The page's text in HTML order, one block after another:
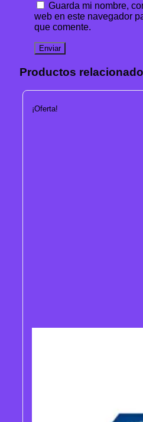
Guarda mi nombre,
web en este navegador
que comente.
Productos
¡Oferta!